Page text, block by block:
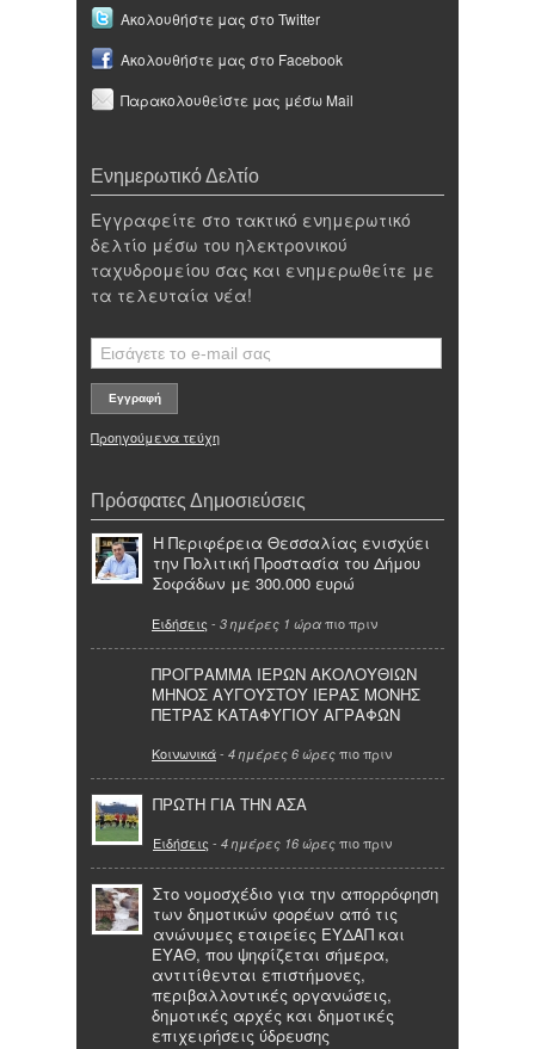
Ακολουθήστε μας στο Twitter
Ακολουθήστε μας στο Facebook
Παρακολουθείστε μας μέσω Mail
Ενημερωτικό Δελτίο
Εγγραφείτε στο τακτικό ενημερωτικό
δελτίο μέσω του ηλεκτρονικού
ταχυδρομείου σας και ενημερωθείτε με
τα τελευταία νέα!
Προηγούμενα τεύχη
Πρόσφατες Δημοσιεύσεις
Η Περιφέρεια Θεσσαλίας ενισχύει
την Πολιτική Προστασία του Δήμου
Σοφάδων με 300.000 ευρώ
Ειδήσεις - 3 ημέρες 1 ώρα πιο πριν
ΠΡΟΓΡΑΜΜΑ ΙΕΡΩΝ ΑΚΟΛΟΥΘΙΩΝ
ΜΗΝΟΣ ΑΥΓΟΥΣΤΟΥ ΙΕΡΑΣ ΜΟΝΗΣ
ΠΕΤΡΑΣ ΚΑΤΑΦΥΓΙΟΥ ΑΓΡΑΦΩΝ
Κοινωνικά- 4 ημέρες 6 ώρες πιο πριν
ΠΡΩΤΗ ΓΙΑ ΤΗΝ ΑΣΑ
Ειδήσεις - 4 ημέρες 16 ώρες πιο πριν
Στο νομοσχέδιο για την απορρόφηση
των δημοτικών φορέων από τις
ανώνυμες εταιρείες ΕΥΔΑΠ και
ΕΥΑΘ, που ψηφίζεται σήμερα,
αντιτίθενται επιστήμονες,
περιβαλλοντικές οργανώσεις,
δημοτικές αρχές και δημοτικές
επιχειρήσεις ύδρευσης